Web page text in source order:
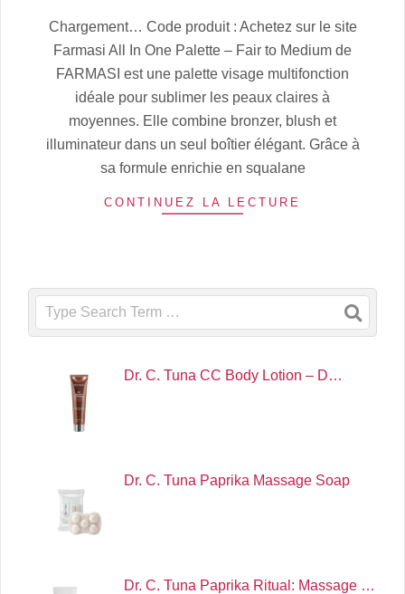
07-
04
Chargement… Code produit : Achetez sur le site
Farmasi All In One Palette – Fair to Medium de
FARMASI est une palette visage multifonction
idéale pour sublimer les peaux claires à
moyennes. Elle combine bronzer, blush et
illuminateur dans un seul boîtier élégant. Grâce à
sa formule enrichie en squalane
CONTINUEZ LA LECTURE
Search
Dr. C. Tuna CC Body Lotion – D…
Dr. C. Tuna Paprika Massage Soap
Dr. C. Tuna Paprika Ritual: Massage …